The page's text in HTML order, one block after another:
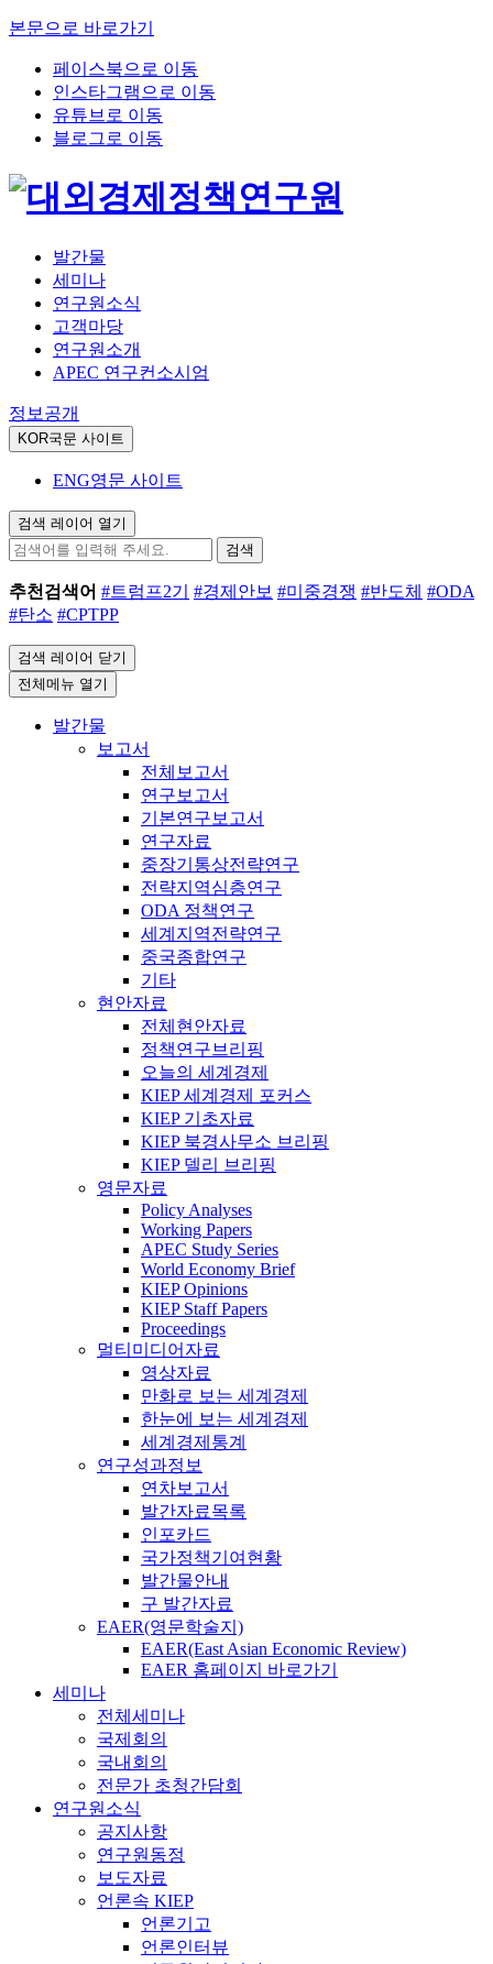
본문으로 바로가기
페이스북으로 이동
인스타그램으로 이동
유튜브로 이동
블로그로 이동
발간물
세미나
연구원소식
고객마당
연구원소개
APEC 연구컨소시엄
정보공개
KOR국문 사이트
ENG영문 사이트
검색 레이어 열기
검색
추천검색어 #트럼프2기 #경제안보 #미중경쟁 #반도체 #ODA
#탄소 #CPTPP
검색 레이어 닫기
전체메뉴 열기
발간물
보고서
전체보고서
연구보고서
기본연구보고서
연구자료
중장기통상전략연구
전략지역심층연구
ODA 정책연구
세계지역전략연구
중국종합연구
기타
현안자료
전체현안자료
정책연구브리핑
오늘의 세계경제
KIEP 세계경제 포커스
KIEP 기초자료
KIEP 북경사무소 브리핑
KIEP 델리 브리핑
영문자료
Policy Analyses
Working Papers
APEC Study Series
World Economy Brief
KIEP Opinions
KIEP Staff Papers
Proceedings
멀티미디어자료
영상자료
만화로 보는 세계경제
한눈에 보는 세계경제
세계경제통계
연구성과정보
연차보고서
발간자료목록
인포카드
국가정책기여현황
발간물안내
구 발간자료
EAER(영문학술지)
EAER(East Asian Economic Review)
EAER 홈페이지 바로가기
세미나
전체세미나
국제회의
국내회의
전문가 초청간담회
연구원소식
공지사항
연구원동정
보도자료
언론속 KIEP
언론기고
언론인터뷰